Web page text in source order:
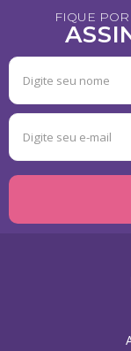
FIQUE